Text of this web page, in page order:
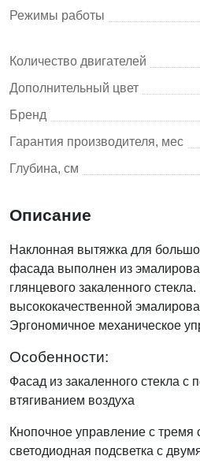
Режимы работы
Количество двигателей
Дополнительный цвет
Бренд
Гарантия производителя, мес
Глубина, см
Описание
Наклонная вытяжка для
фасада выполнен из
глянцевого закаленного
высококачественной
Эргономичное механическое
Особенности:
Фасад из закаленного стекла с
втягиванием воздуха
Кнопочное управление с тремя
светодиодная подсветка с